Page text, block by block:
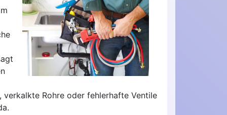
Rohre oder fehlerhafte Ventile